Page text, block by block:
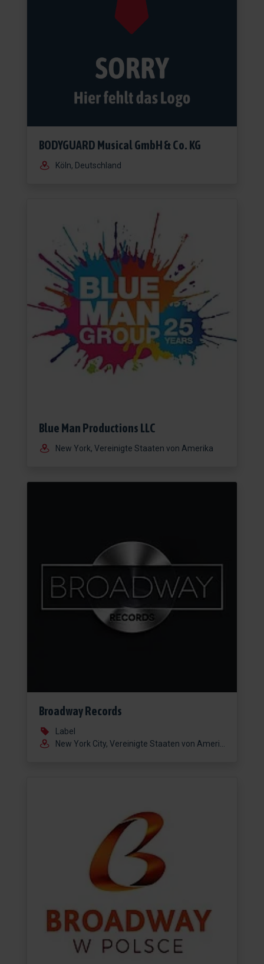
BODYGUARD Musical GmbH & Co. KG
Köln, Deutschland
Blue Man Productions LLC
New York, Vereinigte Staaten von Amerika
Broadway Records
Label
New York City, Vereinigte Staaten von Amerika